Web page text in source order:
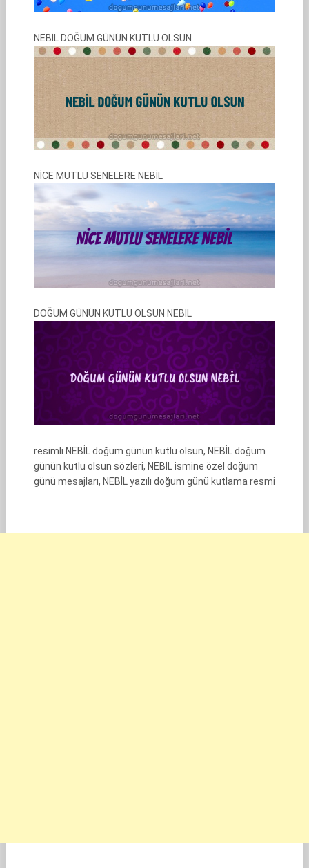
NEBİL DOĞUM GÜNÜN KUTLU OLSUN
NİCE MUTLU SENELERE NEBİL
DOĞUM GÜNÜN KUTLU OLSUN NEBİL
resimli NEBİL doğum günün kutlu olsun, NEBİL doğum
günün kutlu olsun sözleri, NEBİL ismine özel doğum
günü mesajları, NEBİL yazılı doğum günü kutlama resmi